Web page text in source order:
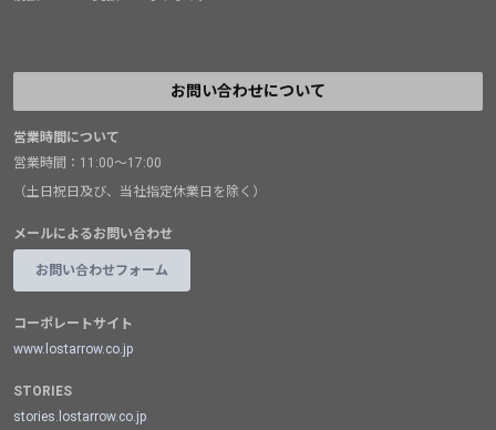
お問い合わせについて
営業時間について
営業時間：11:00～17:00
（土日祝日及び、当社指定休業日を除く）
メールによるお問い合わせ
お問い合わせフォーム
コーポレートサイト
www.lostarrow.co.jp
STORIES
stories.lostarrow.co.jp